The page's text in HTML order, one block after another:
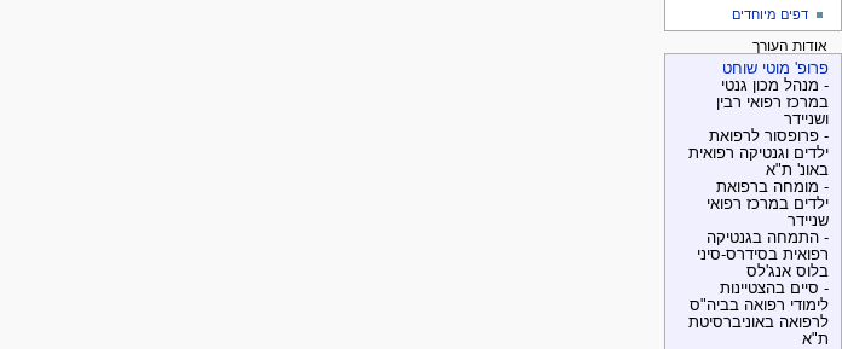
דפים מיוחדים
אודות העורך
פרופ' מוטי שוחט
- מנהל מכון גנטי
במרכז רפואי רבין
ושניידר
- פרופסור לרפואת
ילדים וגנטיקה רפואית
באונ' ת"א
- מומחה ברפואת
ילדים במרכז רפואי
שניידר
- התמחה בגנטיקה
רפואית בסידרס-סיני
בלוס אנג'לס
- סיים בהצטיינות
לימודי רפואה בביה"ס
לרפואה באוניברסיטת
ת"א